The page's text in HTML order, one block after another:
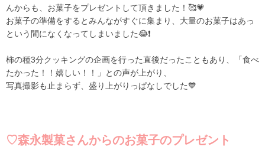
んからも、お菓子をプレゼントして頂きました！🥰💗
お菓子の準備をするとみんながすぐに集まり、大量のお菓子はあっ
という間になくなってしまいました😂❗️
柿の種3分クッキングの企画を行った直後だったこともあり、「食べ
たかった！！嬉しい！！」との声が上がり、
写真撮影も止まらず、盛り上がりっぱなしでした💙
♡森永製菓さんからのお菓子のプレゼント